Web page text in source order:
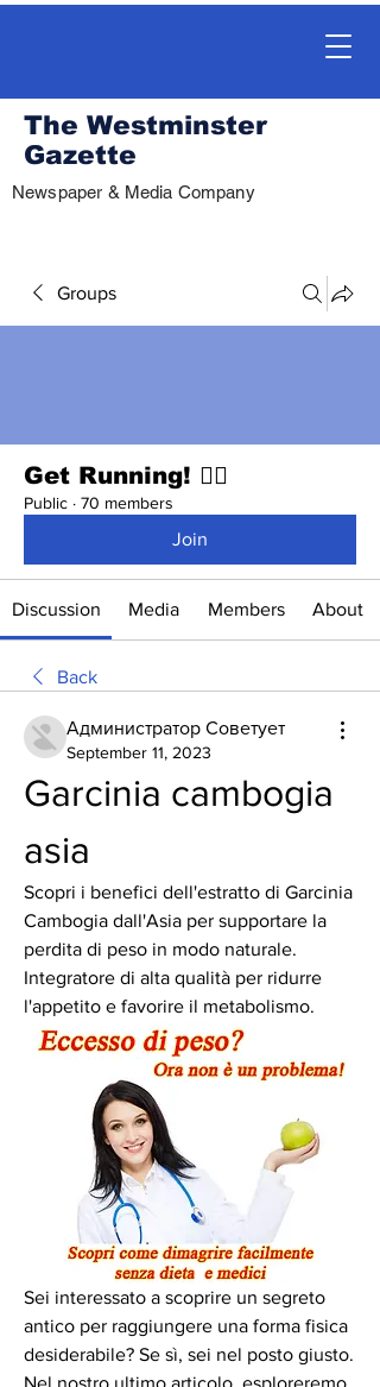
The Westminster
Gazette
Newspaper & Media Company
Groups
Get Running! 🏃‍♀️
Public · 70 members
Join
Discussion Media Members About
Back
Администратор Советует
September 11, 2023
Garcinia cambogia
asia
Scopri i benefici dell'estratto di Garcinia
Cambogia dall'Asia per supportare la
perdita di peso in modo naturale.
Integratore di alta qualità per ridurre
l'appetito e favorire il metabolismo.
Sei interessato a scoprire un segreto
antico per raggiungere una forma fisica
desiderabile? Se sì, sei nel posto giusto.
Nel nostro ultimo articolo, esploreremo